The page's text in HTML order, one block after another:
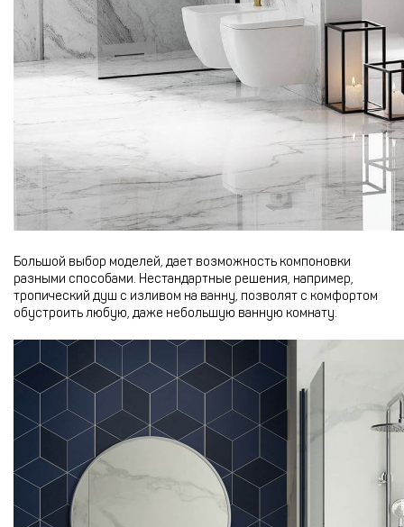
Большой выбор моделей, дает возможность компоновки
разными способами. Нестандартные решения, например,
тропический душ с изливом на ванну, позволят с комфортом
обустроить любую, даже небольшую ванную комнату.